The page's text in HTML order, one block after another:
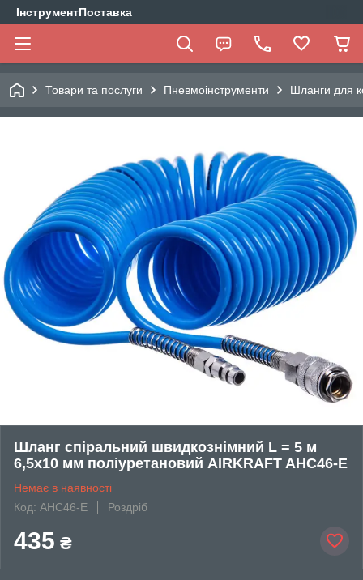
ІнструментПоставка
Товари та послуги Пневмоінструменти Шланги для
Шланг спіральний швидкознімний L = 5 м
6,5x10 мм поліуретановий AIRKRAFT AHC46-E
Немає в наявності
Код: AHC46-E
Роздріб
435 ₴